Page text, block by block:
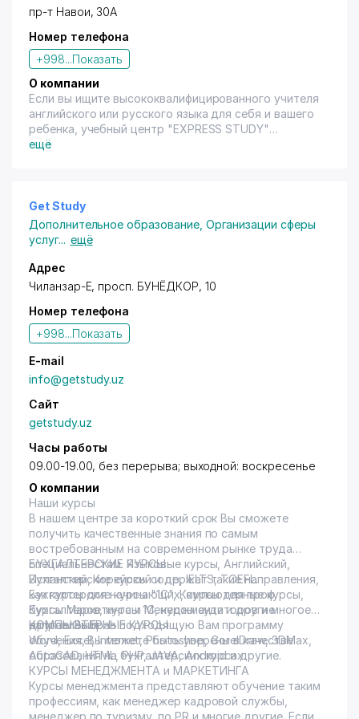
пр-т Навои, 30А
Номер телефона
+998...Показать
О компании
Если вы ищите высококвалифицированного учителя
английского или русского языка для себя и вашего
ребенка, учебный центр "EXPRESS STUDY"
приглашает Вас на высококачественные курсы
ещё
Get Study
Дополнительное образование, Организации сферы
услуг... ещё
Адрес
Чиланзар-Е, просп. БУНЁДКОР, 10
Номер телефона
+998...Показать
E-mail
info@getstudy.uz
Сайт
getstudy.uz
Часы работы
09.00-19.00, без перерыва; выходной: воскресенье
О компании
Наши курсы
В нашем центре за короткий срок Вы сможете
получить качественные знания по самым
востребованным на современном рынке труда
специальностям. Языковые курсы, Английский,
Испанский, Корейский и др, IELTS, TOEFL.
Бухгалтерские курсы "1С", Компьютерные курсы,
Курсы Маркетинга и Менеджмента и другие
направления.
БУХГАЛТЕРСКИЕ КУРСЫ
Бухгалтерские курсы содержат такие направления,
как курсы для начинающих, курсы для проф
бухгалтеров, курсы 1С, курсы аудиторов и многое
другое. Выбрав подходящую Вам программу
обучения, Вы можете быть уверены в качестве
образования на бухгалтерских курсах.
КОМПЬЮТЕРНЫЕ КУРСЫ
Word, Excel, Internet, Photoshop, CorelDraw, 3DMax,
AutoCAD, HTML, PHP, JAVA, Android и другие.
КУРСЫ МЕНЕДЖМЕНТА и МАРКЕТИНГА
Курсы менеджмента представляют обучение таким
профессиям, как менеджер кадровой службы,
менеджер по туризму, по PR и многие другие. Если